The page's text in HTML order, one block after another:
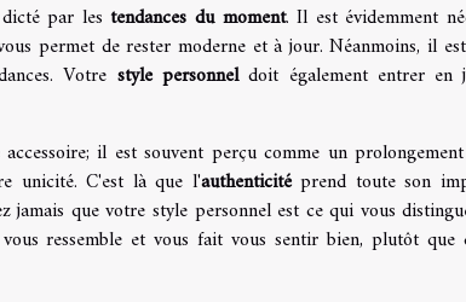
dicté par lestendances du moment. Il est évidemment
permet de rester moderne et à jour. Néanmoins, il
Votre style personneldoit également entrer en
il est souvent perçu comme un
unicité. C'est là que l'authenticitéprend toute son
jamais que votre style personnel est ce qui vous
ressemble et vous fait vous sentir bien, plutôt que